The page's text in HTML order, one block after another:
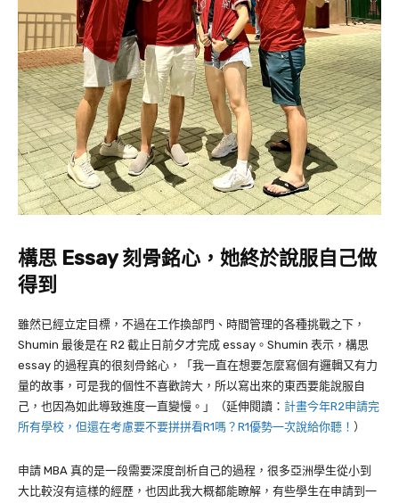
構思 Essay 刻骨銘心，她終於說服自己做
得到
雖然已經立定目標，不過在工作換部門、時間管理的各種挑戰之下，
Shumin 最後是在 R2 截止日前夕才完成 essay 。 Shumin 表示，構思
essay 的過程真的很刻骨銘心，「我一直在想要怎麼寫個有邏輯又有力
量的故事，可是我的個性不喜歡誇大，所以寫出來的東西要能說服自
己，也因為如此導致進度一直變慢。」（延伸閱讀： 計畫今年R2申請完
所有學校，但還在考慮要不要拼拼看R1嗎？R1優勢一次說給你聽！ ）
申請 MBA 真的是一段需要深度剖析自己的過程，很多亞洲學生從小到
大比較沒有這樣的經歷，也因此我大概都能瞭解，有些學生在申請到一